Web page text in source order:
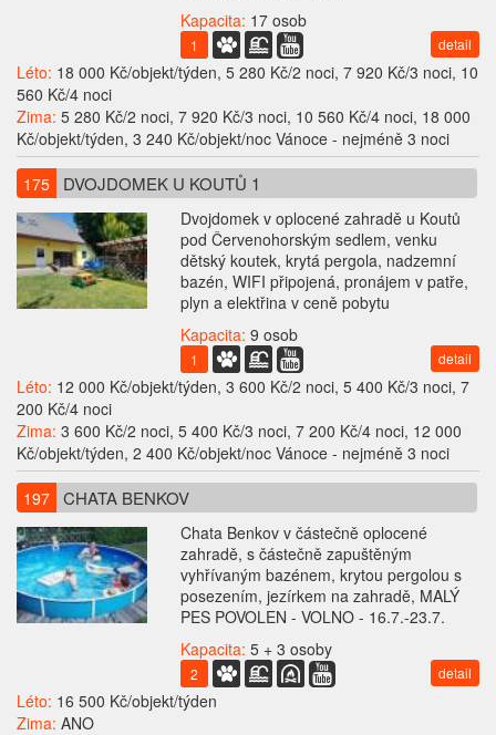
Kapacita: 17 osob
1 detail
Léto: 18 000 Kč/objekt/týden, 5 280 Kč/2 noci, 7 920 Kč/3 noci, 10
560 Kč/4 noci
Zima: 5 280 Kč/2 noci, 7 920 Kč/3 noci, 10 560 Kč/4 noci, 18 000
Kč/objekt/týden, 3 240 Kč/objekt/noc Vánoce - nejméně 3 noci
175 DVOJDOMEK U KOUTŮ 1
Dvojdomek v oplocené zahradě u Koutů
pod Červenohorským sedlem, venku
dětský koutek, krytá pergola, nadzemní
bazén, WIFI připojená, pronájem v patře,
plyn a elektřina v ceně pobytu
Kapacita: 9 osob
1 detail
Léto: 12 000 Kč/objekt/týden, 3 600 Kč/2 noci, 5 400 Kč/3 noci, 7
200 Kč/4 noci
Zima: 3 600 Kč/2 noci, 5 400 Kč/3 noci, 7 200 Kč/4 noci, 12 000
Kč/objekt/týden, 2 400 Kč/objekt/noc Vánoce - nejméně 3 noci
197 CHATA BENKOV
Chata Benkov v částečně oplocené
zahradě, s částečně zapuštěným
vyhřívaným bazénem, krytou pergolou s
posezením, jezírkem na zahradě, MALÝ
PES POVOLEN - VOLNO - 16.7.-23.7.
Kapacita: 5 + 3 osoby
2 detail
Léto: 16 500 Kč/objekt/týden
Zima: ANO